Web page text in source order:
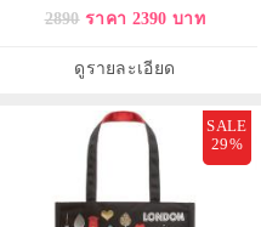
2890 ราคา 2390 บาท
ดูรายละเอียด
SALE
29%